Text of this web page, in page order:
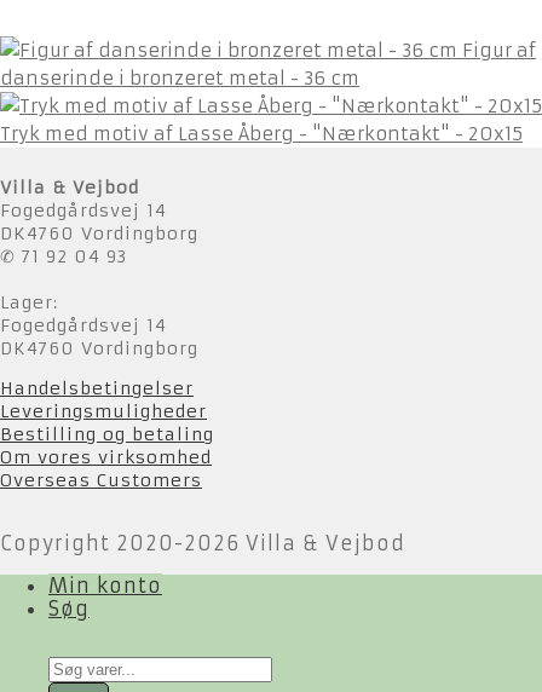
Figur af
danserinde i bronzeret metal - 36 cm
Tryk med motiv af Lasse Åberg - "Nærkontakt" - 20x15
Villa & Vejbod
Fogedgårdsvej 14
DK4760 Vordingborg
✆ 71 92 04 93
Lager:
Fogedgårdsvej 14
DK4760 Vordingborg
Handelsbetingelser
Leveringsmuligheder
Bestilling og betaling
Om vores virksomhed
Overseas Customers
Copyright 2020-2026 Villa & Vejbod
Min konto
Søg
Products
search